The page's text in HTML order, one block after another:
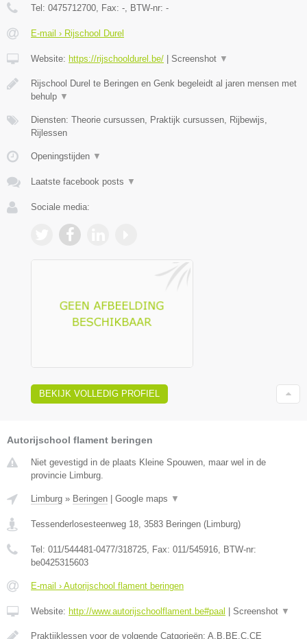
Tel: 0475712700 , Fax: - , BTW-nr: -
E-mail › Rijschool Durel
Website: https://rijschooldurel.be/ Screenshot ▼
Rijschool Durel te Beringen en Genk begeleidt al jaren mensen met
behulp ▼
Diensten: Theorie cursussen, Praktijk cursussen, Rijbewijs,
Rijlessen
Openingstijden ▼
Laatste facebook posts ▼
Sociale media:
BEKIJK VOLLEDIG PROFIEL
Autorijschool flament beringen
Niet gevestigd in de plaats Kleine Spouwen, maar wel in de
provincie Limburg.
Limburg » Beringen Google maps ▼
Tessenderlosesteenweg 18, 3583 Beringen (Limburg)
Tel: 011/544481-0477/318725, Fax: 011/545916, BTW-nr:
be0425315603
E-mail › Autorijschool flament beringen
Website: http://www.autorijschoolflament.be#paal Screenshot ▼
Praktijklessen voor de volgende Catgorieën: A,B,BE,C,CE